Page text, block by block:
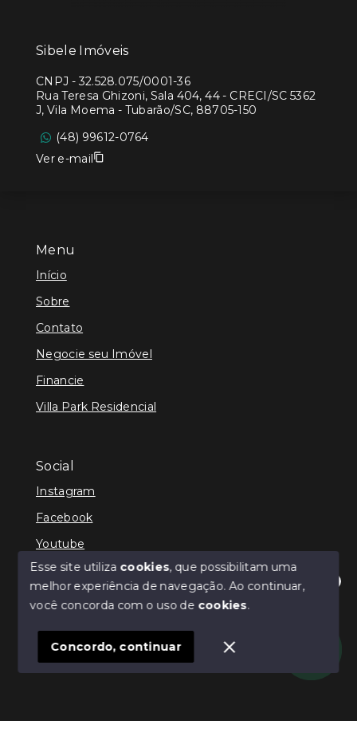
Olá! Estamos disponíveis para te ajudar.
Menu
Início
Sobre
Contato
Negocie seu Imóvel
Financie
Villa Park Residencial
Social
Instagram
Facebook
Youtube
© Copyright 2026 - Sibele Imóveis - Todos os direitos
SITE PARA IMOBILIARIA
Sibele Imóveis
CNPJ -32.528.075/0001-36
Rua Teresa Ghizoni, Sala 404, 44 - CRECI/SC 5362
J, Vila Moema - Tubarão/SC, 88705-150
(48) 99612-0764
Ver e-mail
Esse site utiliza cookies, que possibilitam uma
melhor experiência de navegação.Ao continuar,
você concorda com o uso de cookies.
Concordo, continuar